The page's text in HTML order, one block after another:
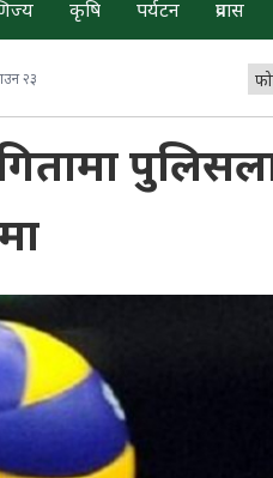
कृषि पर्यटन प्रवास
२३